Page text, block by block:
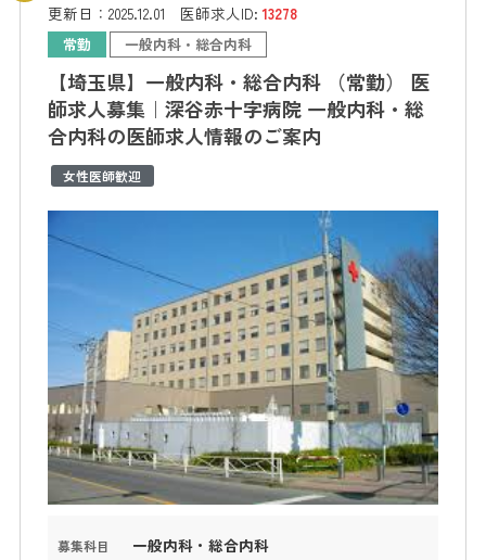
更新日： 2025.12.01 医師求人ID:13278
常勤 一般内科・総合内科
【埼玉県】一般内科・総合内科 （常勤） 医
師求人募集｜深谷赤十字病院 一般内科・総
合内科の医師求人情報のご案内
女性医師歓迎
募集科目 一般内科・総合内科